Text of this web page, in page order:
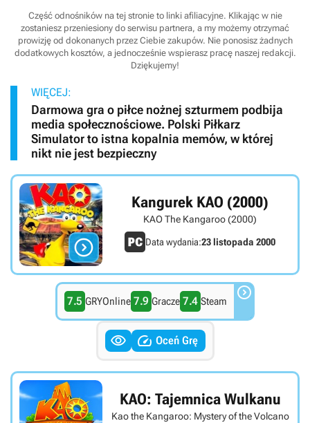
Część odnośników na tej stronie to linki afiliacyjne. Klikając w nie
zostaniesz przeniesiony do serwisu partnera, a my możemy otrzymać
prowizję od dokonanych przez Ciebie zakupów. Nie ponosisz żadnych
dodatkowych kosztów, a jednocześnie wspierasz pracę naszej redakcji.
Dziękujemy!
WIĘCEJ:
Darmowa gra o piłce nożnej szturmem podbija
media społecznościowe. Polski Piłkarz
Simulator to istna kopalnia memów, w której
nikt nie jest bezpieczny

Kangurek KAO (2000)
KAO The Kangaroo (2000)
Data wydania:23 listopada 2000
7.5 GRYOnline 7.9 Gracze 7.4 Steam 
  Oceń Grę
KAO: Tajemnica Wulkanu
Kao the Kangaroo: Mystery of the Volcano